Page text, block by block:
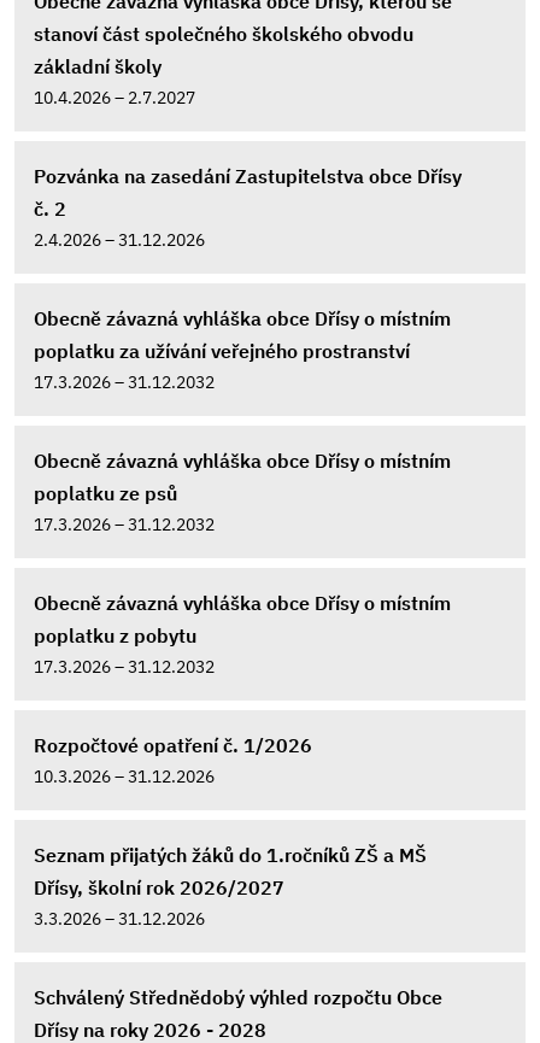
stanoví část společného školského obvodu
základní školy
10.4.2026 – 2.7.2027
Pozvánka na zasedání Zastupitelstva obce Dřísy
č. 2
2.4.2026 – 31.12.2026
Obecně závazná vyhláška obce Dřísy o místním
poplatku za užívání veřejného prostranství
17.3.2026 – 31.12.2032
Obecně závazná vyhláška obce Dřísy o místním
poplatku ze psů
17.3.2026 – 31.12.2032
Obecně závazná vyhláška obce Dřísy o místním
poplatku z pobytu
17.3.2026 – 31.12.2032
Rozpočtové opatření č. 1/2026
10.3.2026 – 31.12.2026
Seznam přijatých žáků do 1.ročníků ZŠ a MŠ
Dřísy, školní rok 2026/2027
3.3.2026 – 31.12.2026
Schválený Střednědobý výhled rozpočtu Obce
Dřísy na roky 2026 - 2028